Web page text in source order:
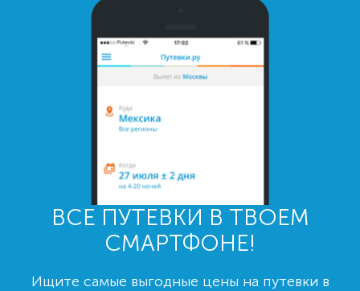
ВСЕ ПУТЕВКИ В ТВОЕМ
СМАРТФОНЕ!
Ищите самые выгодные цены на путевки в